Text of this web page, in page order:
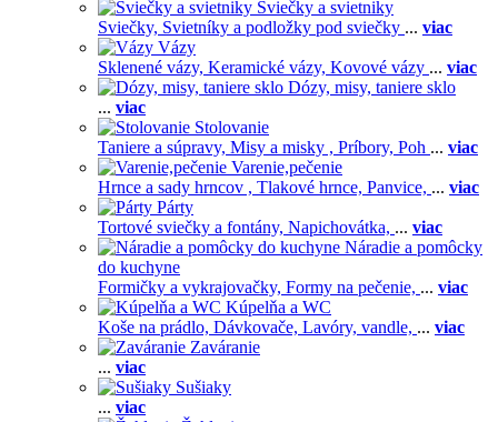
Sviečky a svietniky
Sviečky, Svietníky a podložky pod sviečky ... viac
Vázy
Sklenené vázy, Keramické vázy, Kovové vázy ... viac
Dózy, misy, taniere sklo
... viac
Stolovanie
Taniere a súpravy, Misy a misky , Príbory, Poh ... viac
Varenie,pečenie
Hrnce a sady hrncov , Tlakové hrnce, Panvice, ... viac
Párty
Tortové sviečky a fontány, Napichovátka, ... viac
Náradie a pomôcky
do kuchyne
Formičky a vykrajovačky, Formy na pečenie, ... viac
Kúpelňa a WC
Koše na prádlo, Dávkovače, Lavóry, vandle, ... viac
Zaváranie
... viac
Sušiaky
... viac